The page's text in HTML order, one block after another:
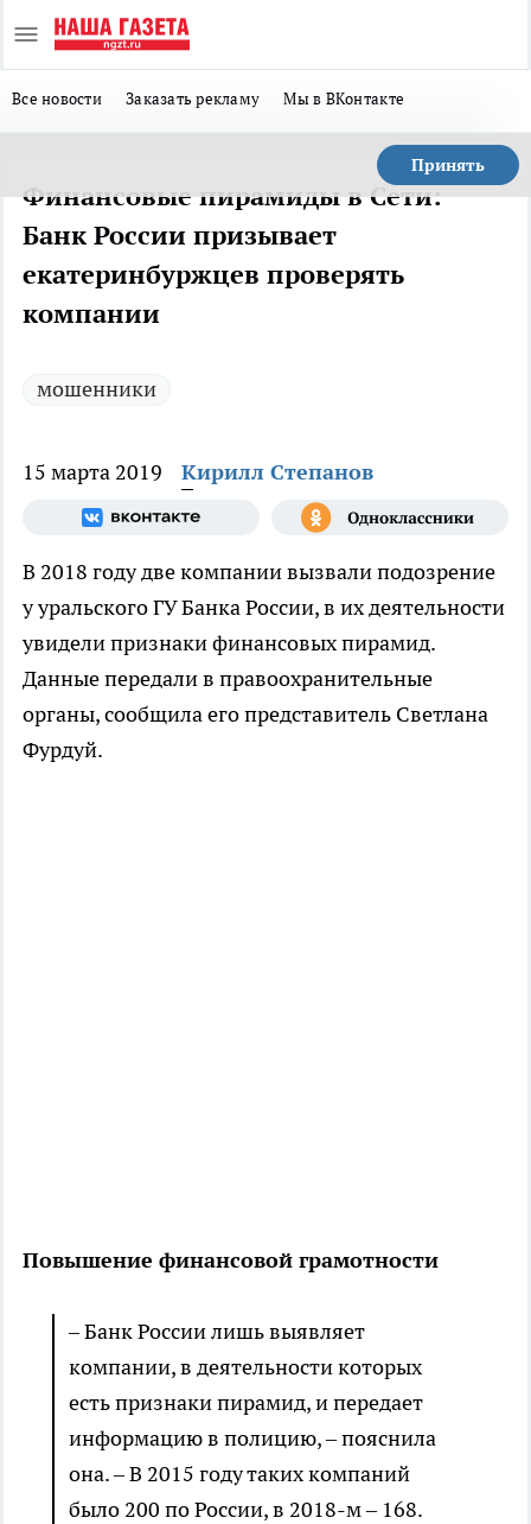
Все новости Заказать рекламу Мы в ВКонтакте
Принять
Финансовые пирамиды в Сети:
Банк России призывает
екатеринбуржцев проверять
компании
мошенники
15 марта 2019 Кирилл Степанов
В 2018 году две компании вызвали подозрение
у уральского ГУ Банка России, в их деятельности
увидели признаки финансовых пирамид.
Данные передали в правоохранительные
органы, сообщила его представитель Светлана
Фурдуй.
Повышение финансовой грамотности
– Банк России лишь выявляет
компании, в деятельности которых
есть признаки пирамид, и передает
информацию в полицию, – пояснила
она. – В 2015 году таких компаний
было 200 по России, в 2018-м – 168.